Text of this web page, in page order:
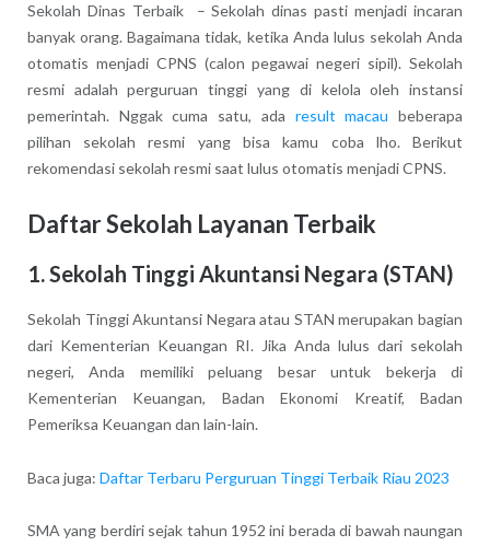
Sekolah Dinas Terbaik – Sekolah dinas pasti menjadi incaran
banyak orang. Bagaimana tidak, ketika Anda lulus sekolah Anda
otomatis menjadi CPNS (calon pegawai negeri sipil). Sekolah
resmi adalah perguruan tinggi yang di kelola oleh instansi
pemerintah. Nggak cuma satu, ada result macau beberapa
pilihan sekolah resmi yang bisa kamu coba lho. Berikut
rekomendasi sekolah resmi saat lulus otomatis menjadi CPNS.
Daftar Sekolah Layanan Terbaik
1. Sekolah Tinggi Akuntansi Negara (STAN)
Sekolah Tinggi Akuntansi Negara atau STAN merupakan bagian
dari Kementerian Keuangan RI. Jika Anda lulus dari sekolah
negeri, Anda memiliki peluang besar untuk bekerja di
Kementerian Keuangan, Badan Ekonomi Kreatif, Badan
Pemeriksa Keuangan dan lain-lain.
Baca juga: Daftar Terbaru Perguruan Tinggi Terbaik Riau 2023
SMA yang berdiri sejak tahun 1952 ini berada di bawah naungan